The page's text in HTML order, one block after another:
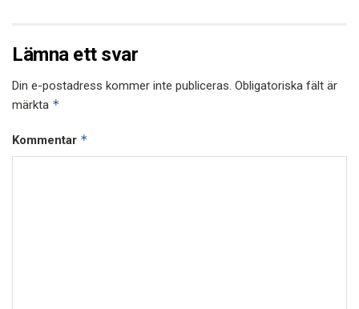
Lämna ett svar
Din e-postadress kommer inte publiceras. Obligatoriska fält är
märkta *
Kommentar *